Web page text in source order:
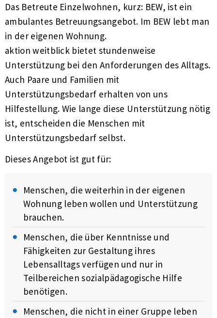
Das Betreute Einzelwohnen, kurz: BEW, ist ein
ambulantes Betreuungsangebot. Im BEW lebt man
in der eigenen Wohnung.
aktion weitblick bietet stundenweise
Unterstützung bei den Anforderungen des Alltags.
Auch Paare und Familien mit
Unterstützungsbedarf erhalten von uns
Hilfestellung. Wie lange diese Unterstützung nötig
ist, entscheiden die Menschen mit
Unterstützungsbedarf selbst.
Dieses Angebot ist gut für:
Menschen, die weiterhin in der eigenen
Wohnung leben wollen und Unterstützung
brauchen.
Menschen, die über Kenntnisse und
Fähigkeiten zur Gestaltung ihres
Lebensalltags verfügen und nur in
Teilbereichen sozialpädagogische Hilfe
benötigen.
Menschen, die nicht in einer Gruppe leben